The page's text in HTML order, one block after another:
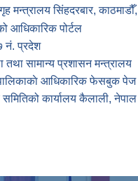
मन्त्रालय सिंहदरबार,
आधिकारिक पोर्टल
नं. प्रदेश
तथा सामान्य प्रशासन मन्त्रालय
आधिकारिक फेसबुक पेज
कार्यालय कैलाली, नेपाल